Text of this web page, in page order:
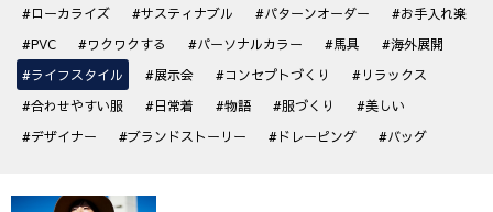
#ローカライズ
#サスティナブル #パターンオーダー
#お手入れ楽
#PVC
#ワクワクする #パーソナルカラー #馬具
#海外展開
#ライフスタイル
#展示会 #コンセプトづくり
#リラックス
#合わせやすい服
#日常着 #物語 #服づくり
#美しい
#デザイナー
#ブランドストーリー #ドレーピング #バッグ